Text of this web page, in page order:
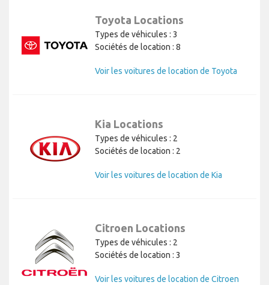
Toyota Locations
Types de véhicules : 3
Sociétés de location : 8
Voir les voitures de location de Toyota
Kia Locations
Types de véhicules : 2
Sociétés de location : 2
Voir les voitures de location de Kia
Citroen Locations
Types de véhicules : 2
Sociétés de location : 3
Voir les voitures de location de Citroen